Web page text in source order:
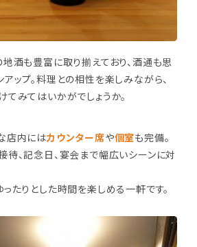
地酒も豊富に取り揃えており、酒通も思
ップ。料理との相性を楽しみながら、
みてはいかがでしょうか。
店内にはカウンター席や個室も完備。
待、記念日、宴会まで幅広いシーンに対
たりとした時間を楽しめる一軒です。